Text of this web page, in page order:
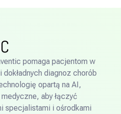
pomaga pacjentom w
diagnoz chorób
opartą na AI,
aby łączyć
specjalistami i ośrodkami